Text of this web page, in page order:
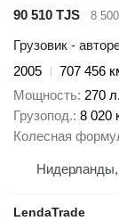
90 510 TJS
8
Грузовик -
2005
707 456
Мощность 270
Грузопод. 8 020
Колесная
LendaTrade